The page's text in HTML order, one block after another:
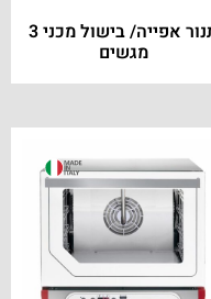
תנור אפייה/ בישול מכני 3
מגשים